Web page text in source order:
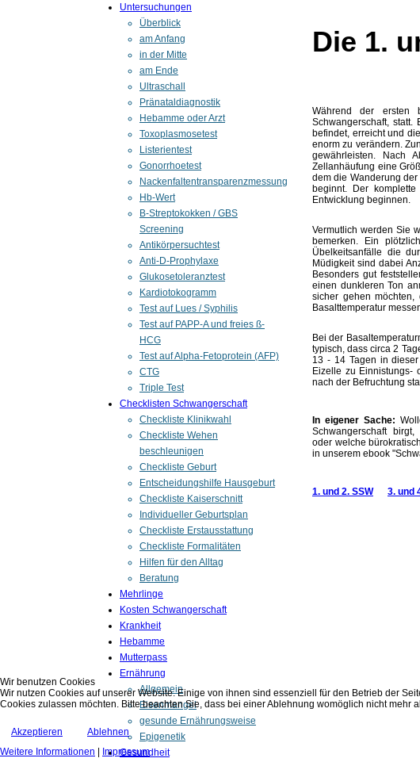
Untersuchungen
Überblick
am Anfang
in der Mitte
am Ende
Ultraschall
Pränataldiagnostik
Hebamme oder Arzt
Toxoplasmosetest
Listerientest
Gonorrhoetest
Nackenfaltentransparenzmessung
Hb-Wert
B-Streptokokken / GBS
Screening
Antikörpersuchtest
Anti-D-Prophylaxe
Glukosetoleranztest
Kardiotokogramm
Test auf Lues / Syphilis
Test auf PAPP-A und freies ß-
HCG
Test auf Alpha-Fetoprotein (AFP)
CTG
Triple Test
Checklisten Schwangerschaft
Checkliste Klinikwahl
Checkliste Wehen
beschleunigen
Checkliste Geburt
Entscheidungshilfe Hausgeburt
Checkliste Kaiserschnitt
Individueller Geburtsplan
Checkliste Erstausstattung
Checkliste Formalitäten
Hilfen für den Alltag
Beratung
Mehrlinge
Kosten Schwangerschaft
Krankheit
Hebamme
Mutterpass
Ernährung
Allgemein
Eisenmangel
gesunde Ernährungsweise
Epigenetik
Gesundheit
Die 1.
Während der ersten
Schwangerschaft,
befindet, erreicht und
enorm zu verändern.
gewährleisten. Nach
Zellanhäufung eine
dem die Wanderung
beginnt. Der
Entwicklung beginnen.
Vermutlich werden Sie
bemerken. Ein
Übelkeitsanfälle die
Müdigkeit sind dabei
Besonders gut
einen dunkleren Ton
sicher gehen
Basalttemperatur
Bei der
typisch, dass circa 2
13 - 14 Tagen in
Eizelle zu Einnistungs-
nach der Befruchtung
In eigener Sache:
Schwangerschaft birgt,
oder welche
in unserem ebook
1. und 2. SSW 3. und
Wir benutzen Cookies
Wir nutzen Cookies auf unserer Website. Einige von ihnen sind essenziell für den Betrieb der
Cookies zulassen möchten. Bitte beachten Sie, dass bei einer Ablehnung womöglich nicht mehr
Akzeptieren
Ablehnen
Weitere Informationen
Impressum